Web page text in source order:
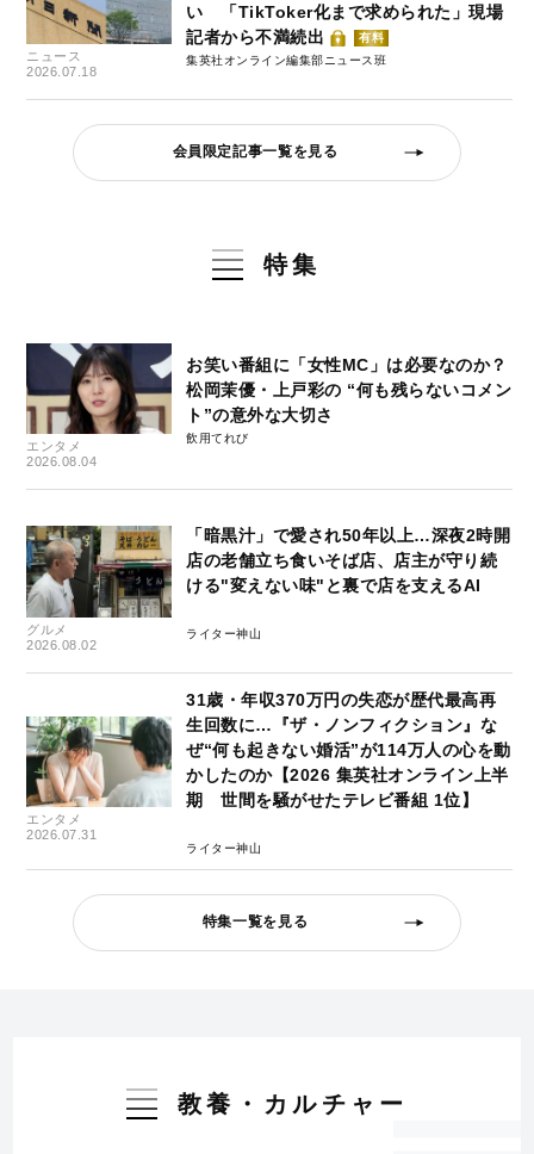
ニュース
2026.07.18
い 「TikToker化まで求められた」現場
記者から不満続出
有料
集英社オンライン編集部ニュース班
会員限定記事一覧を見る
特集
エンタメ
2026.08.04
お笑い番組に「女性MC」は必要なのか？
松岡茉優・上戸彩の “何も残らないコメン
ト”の意外な大切さ
飲用てれび
グルメ
2026.08.02
「暗黒汁」で愛され50年以上…深夜2時開
店の老舗立ち食いそば店、店主が守り続
ける"変えない味"と裏で店を支えるAI
ライター神山
エンタメ
2026.07.31
31歳・年収370万円の失恋が歴代最高再
生回数に…『ザ・ノンフィクション』な
ぜ“何も起きない婚活”が114万人の心を動
かしたのか【2026 集英社オンライン上半
期 世間を騒がせたテレビ番組 1位】
ライター神山
特集一覧を見る
教養・カルチャー